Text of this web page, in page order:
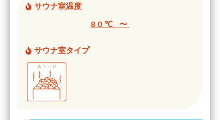
サウナ室温度
80℃ 〜
サウナ室タイプ